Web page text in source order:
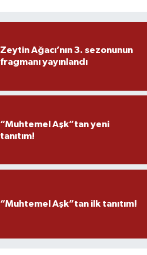
Zeytin Ağacı’nın 3. sezonunun
fragmanı yayınlandı
“Muhtemel Aşk”tan yeni
tanıtım!
“Muhtemel Aşk”tan ilk tanıtım!